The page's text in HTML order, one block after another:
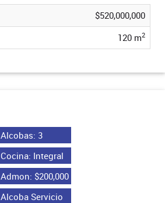
$520,000,000
120 m2
Alcobas: 3
Cocina: Integral
Admon: $200,000
Alcoba Servicio